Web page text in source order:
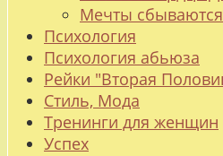
Мечты сбываются
Психология
Психология абьюза
Рейки "Вторая
Стиль, Мода
Тренинги для женщин
Успех